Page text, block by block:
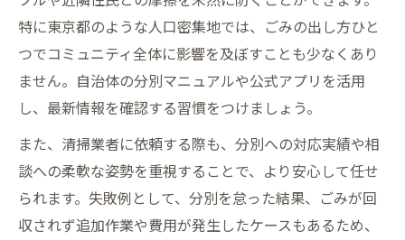
特に東京都のような人口密集地では、ごみの出し方ひと
つでコミュニティ全体に影響を及ぼすことも少なくあり
ません。自治体の分別マニュアルや公式アプリを活用
し、最新情報を確認する習慣をつけましょう。
また、清掃業者に依頼する際も、分別への対応実績や相
談への柔軟な姿勢を重視することで、より安心して任せ
られます。失敗例として、分別を怠った結果、ごみが回
収されず追加作業や費用が発生したケースもあるため、